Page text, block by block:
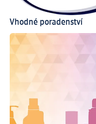
Vhodné poradenství